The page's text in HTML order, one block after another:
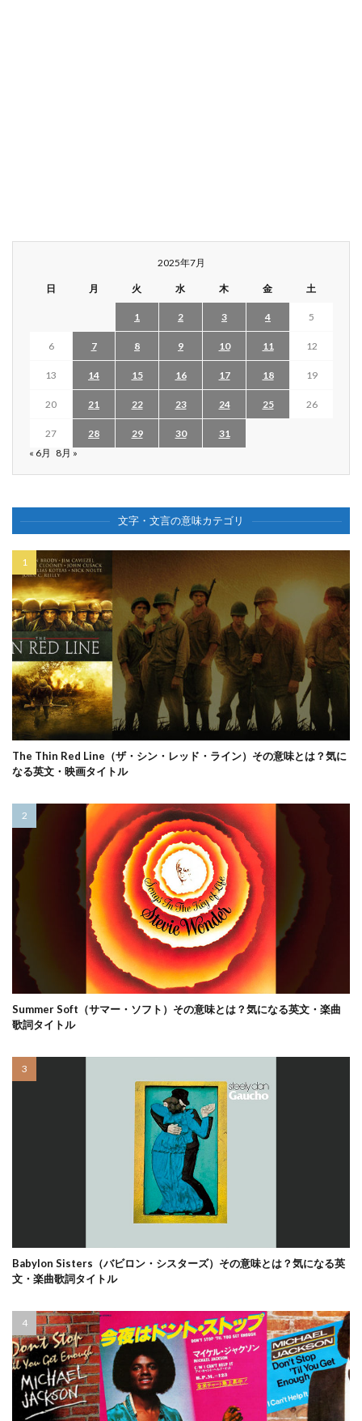
2025年7月
日 月 火 水 木 金 土
1 2 3 4 5
6 7 8 9 10 11 12
13 14 15 16 17 18 19
20 21 22 23 24 25 26
27 28 29 30
31
« 6月 8月 »
文字・文言の意味カテゴリ
The Thin Red Line（ザ・シン・レッド・ライン）その意味とは？気に
なる英文・映画タイトル
Summer Soft（サマー・ソフト）その意味とは？気になる英文・楽曲
歌詞タイトル
Babylon Sisters（バビロン・シスターズ）その意味とは？気になる英
文・楽曲歌詞タイトル